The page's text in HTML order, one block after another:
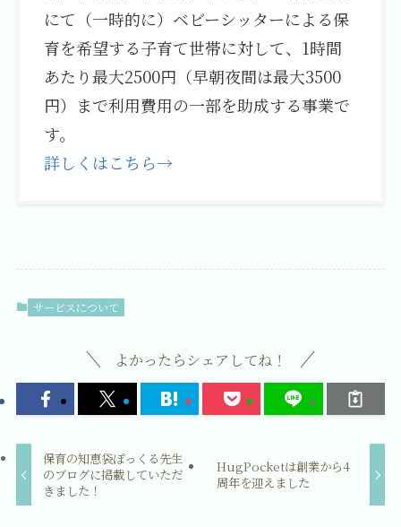
にて（一時的に）ベビーシッターによる保
育を希望する子育て世帯に対して、1時間
あたり最大2500円（早朝夜間は最大3500
円）まで利用費用の一部を助成する事業で
す。
詳しくはこちら→
サービスについて
よかったらシェアしてね！
保育の知恵袋ぽっくる先生
のブログに掲載していただ
きました！
HugPocketは創業から4
周年を迎えました